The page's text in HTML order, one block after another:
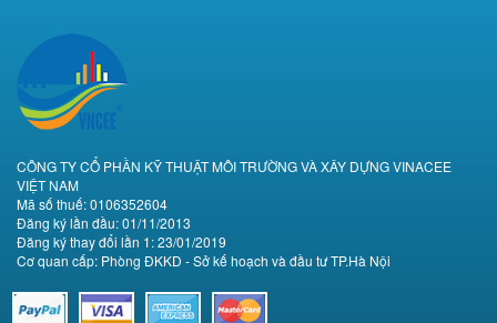
CÔNG TY CỔ PHẦN KỸ THUẬT MÔI TRƯỜNG VÀ XÂY DỰNG VINACEE
VIỆT NAM
Mã số thuế: 0106352604
Đăng ký lần đầu: 01/11/2013
Đăng ký thay đổi lần 1: 23/01/2019
Cơ quan cấp: Phòng ĐKKD - Sở kế hoạch và đầu tư TP.Hà Nội